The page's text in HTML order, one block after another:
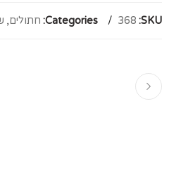
SKU:
368
Categories: חתולים,